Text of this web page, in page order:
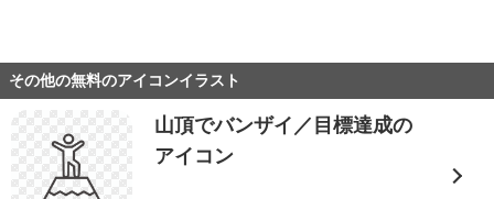
その他の無料のアイコンイラスト
山頂でバンザイ／目標達成の
アイコン